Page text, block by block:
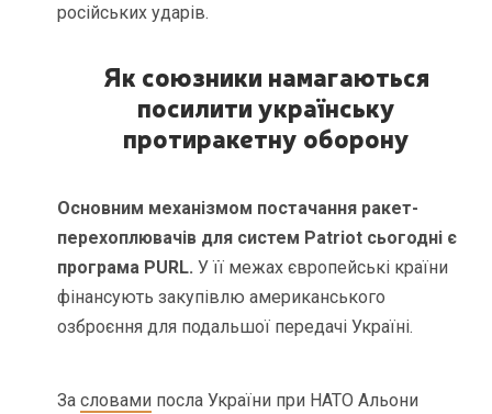
російських ударів.
Як союзники намагаються
посилити українську
протиракетну оборону
Основним механізмом постачання ракет-
перехоплювачів для систем Patriot сьогодні є
програма PURL. У її межах європейські країни
фінансують закупівлю американського
озброєння для подальшої передачі Україні.
Засловами посла України при НАТО Альони